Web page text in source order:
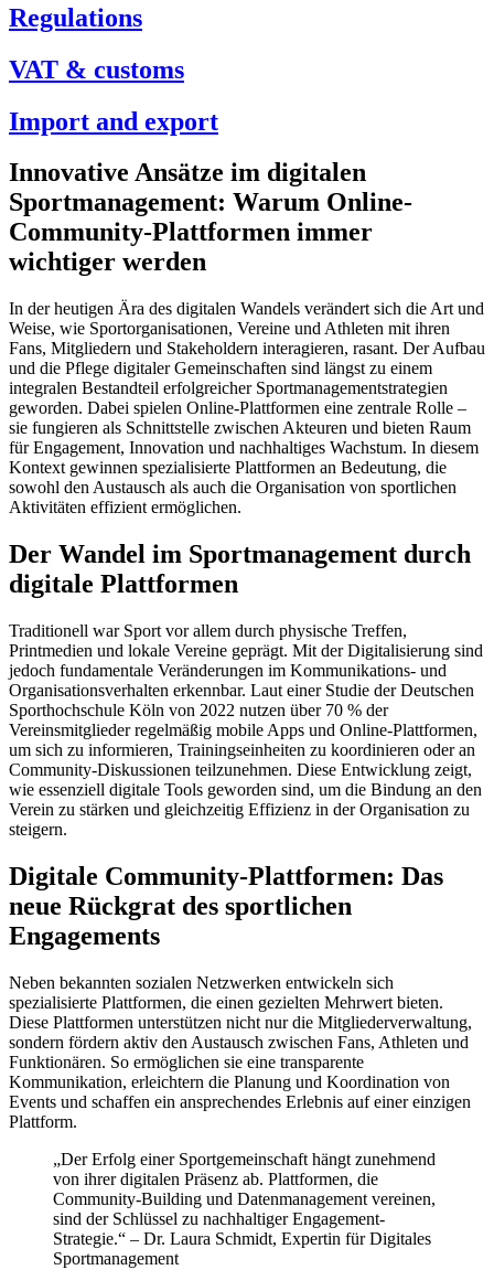
Regulations
VAT & customs
Import and export
Innovative Ansätze im digitalen
Sportmanagement: Warum Online-
Community-Plattformen immer
wichtiger werden
In der heutigen Ära des digitalen Wandels verändert sich die Art und
Weise, wie Sportorganisationen, Vereine und Athleten mit ihren
Fans, Mitgliedern und Stakeholdern interagieren, rasant. Der Aufbau
und die Pflege digitaler Gemeinschaften sind längst zu einem
integralen Bestandteil erfolgreicher Sportmanagementstrategien
geworden. Dabei spielen Online-Plattformen eine zentrale Rolle –
sie fungieren als Schnittstelle zwischen Akteuren und bieten Raum
für Engagement, Innovation und nachhaltiges Wachstum. In diesem
Kontext gewinnen spezialisierte Plattformen an Bedeutung, die
sowohl den Austausch als auch die Organisation von sportlichen
Aktivitäten effizient ermöglichen.
Der Wandel im Sportmanagement durch
digitale Plattformen
Traditionell war Sport vor allem durch physische Treffen,
Printmedien und lokale Vereine geprägt. Mit der Digitalisierung sind
jedoch fundamentale Veränderungen im Kommunikations- und
Organisationsverhalten erkennbar. Laut einer Studie der Deutschen
Sporthochschule Köln von 2022 nutzen über 70 % der
Vereinsmitglieder regelmäßig mobile Apps und Online-Plattformen,
um sich zu informieren, Trainingseinheiten zu koordinieren oder an
Community-Diskussionen teilzunehmen. Diese Entwicklung zeigt,
wie essenziell digitale Tools geworden sind, um die Bindung an den
Verein zu stärken und gleichzeitig Effizienz in der Organisation zu
steigern.
Digitale Community-Plattformen: Das
neue Rückgrat des sportlichen
Engagements
Neben bekannten sozialen Netzwerken entwickeln sich
spezialisierte Plattformen, die einen gezielten Mehrwert bieten.
Diese Plattformen unterstützen nicht nur die Mitgliederverwaltung,
sondern fördern aktiv den Austausch zwischen Fans, Athleten und
Funktionären. So ermöglichen sie eine transparente
Kommunikation, erleichtern die Planung und Koordination von
Events und schaffen ein ansprechendes Erlebnis auf einer einzigen
Plattform.
„Der Erfolg einer Sportgemeinschaft hängt zunehmend
von ihrer digitalen Präsenz ab. Plattformen, die
Community-Building und Datenmanagement vereinen,
sind der Schlüssel zu nachhaltiger Engagement-
Strategie.“ – Dr. Laura Schmidt, Expertin für Digitales
Sportmanagement